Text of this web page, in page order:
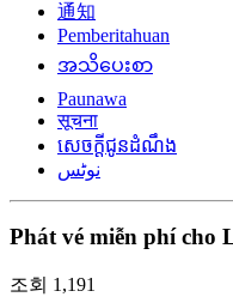
通知
Pemberitahuan
အသိပေးစာ
Paunawa
सूचना
សេចក្តីជូនដំណឹង
نوٹس
Phát vé miễn phí cho
조회 1,191